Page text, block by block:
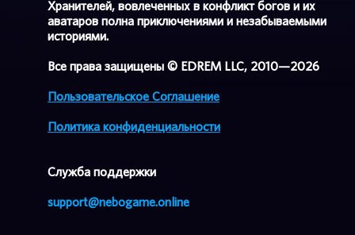
Хранителей, вовлеченных в конфликт богов и их
аватаров полна приключениями и незабываемыми
историями.
Все права защищены © EDREM LLC, 2010—2026
Пользовательское Соглашение
Политика конфиденциальности
Cлужба поддержки
support@nebogame.online